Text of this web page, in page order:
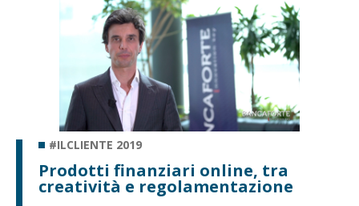
#ILCLIENTE 2019
Prodotti finanziari online, tra
creatività e regolamentazione